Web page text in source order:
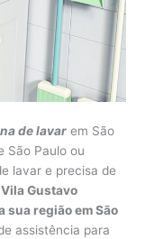
de lavar em São
São Paulo ou
lavar e precisa de
Gustavo
região em São
assistência para